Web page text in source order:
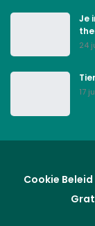
Je
24
17
Cookie Beleid